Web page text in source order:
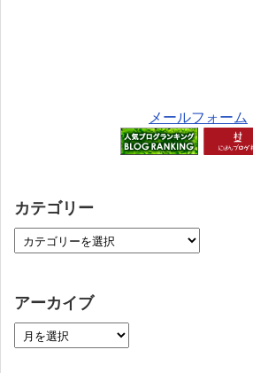
メールフォーム
カテゴリー
アーカイブ